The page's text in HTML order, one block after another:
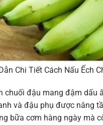
Chi Tiết Cách Nấu Ếch
chuối đậu mang đậm dấu
và đậu phụ được nâng
bữa cơm hàng ngày mà